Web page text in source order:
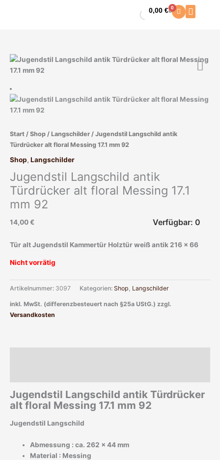
0,00€ 0
Warenkorb
Start / Shop / Langschilder / Jugendstil Langschild antik
Türdrücker alt floral Messing 17.1 mm 92
Shop, Langschilder
Jugendstil Langschild antik
Türdrücker alt floral Messing 17.1
mm 92
14,00€ Verfügbar: 0
Tür alt Jugendstil Kammertür Holztür weiß antik 216 x 66
Nicht vorrätig
Artikelnummer: 3097 Kategorien: Shop, Langschilder
inkl. MwSt. (differenzbesteuert nach §25a UStG.) zzgl.
Versandkosten
Jugendstil Langschild antik Türdrücker
alt floral Messing 17.1 mm 92
Jugendstil Langschild
Abmessung : ca. 262 x 44 mm
Material : Messing